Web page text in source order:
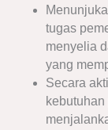
tugas
menyelia
yang
Secara